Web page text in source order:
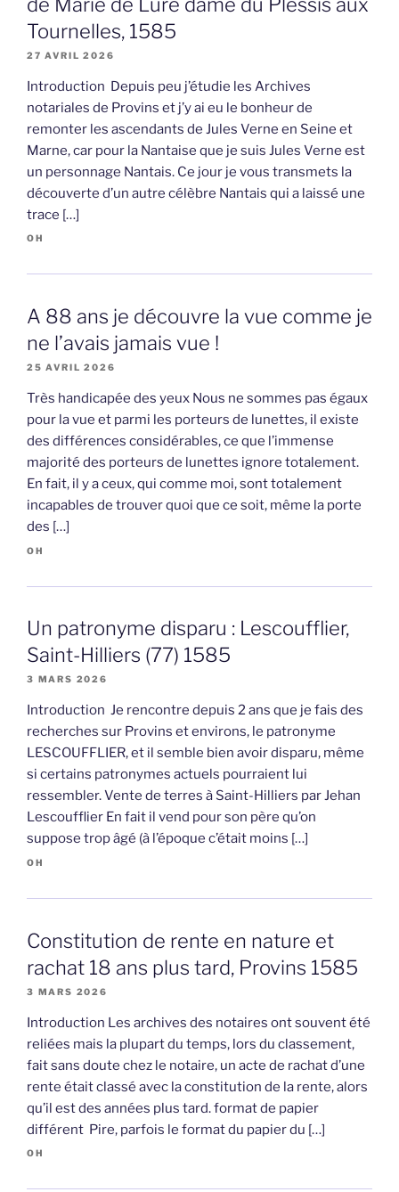
Tournelles, 1585
27 AVRIL 2026
Introduction Depuis peu j’étudie les Archives
notariales de Provins et j’y ai eu le bonheur de
remonter les ascendants de Jules Verne en Seine et
Marne, car pour la Nantaise que je suis Jules Verne est
un personnage Nantais. Ce jour je vous transmets la
découverte d’un autre célèbre Nantais qui a laissé une
trace […]
OH
A 88 ans je découvre la vue comme je
ne l’avais jamais vue !
25 AVRIL 2026
Très handicapée des yeux Nous ne sommes pas égaux
pour la vue et parmi les porteurs de lunettes, il existe
des différences considérables, ce que l’immense
majorité des porteurs de lunettes ignore totalement.
En fait, il y a ceux, qui comme moi, sont totalement
incapables de trouver quoi que ce soit, même la porte
des […]
OH
Un patronyme disparu : Lescoufflier,
Saint-Hilliers (77) 1585
3 MARS 2026
Introduction Je rencontre depuis 2 ans que je fais des
recherches sur Provins et environs, le patronyme
LESCOUFFLIER, et il semble bien avoir disparu, même
si certains patronymes actuels pourraient lui
ressembler. Vente de terres à Saint-Hilliers par Jehan
Lescoufflier En fait il vend pour son père qu’on
suppose trop âgé (à l’époque c’était moins […]
OH
Constitution de rente en nature et
rachat 18 ans plus tard, Provins 1585
3 MARS 2026
Introduction Les archives des notaires ont souvent été
reliées mais la plupart du temps, lors du classement,
fait sans doute chez le notaire, un acte de rachat d’une
rente était classé avec la constitution de la rente, alors
qu’il est des années plus tard. format de papier
différent Pire, parfois le format du papier du […]
OH